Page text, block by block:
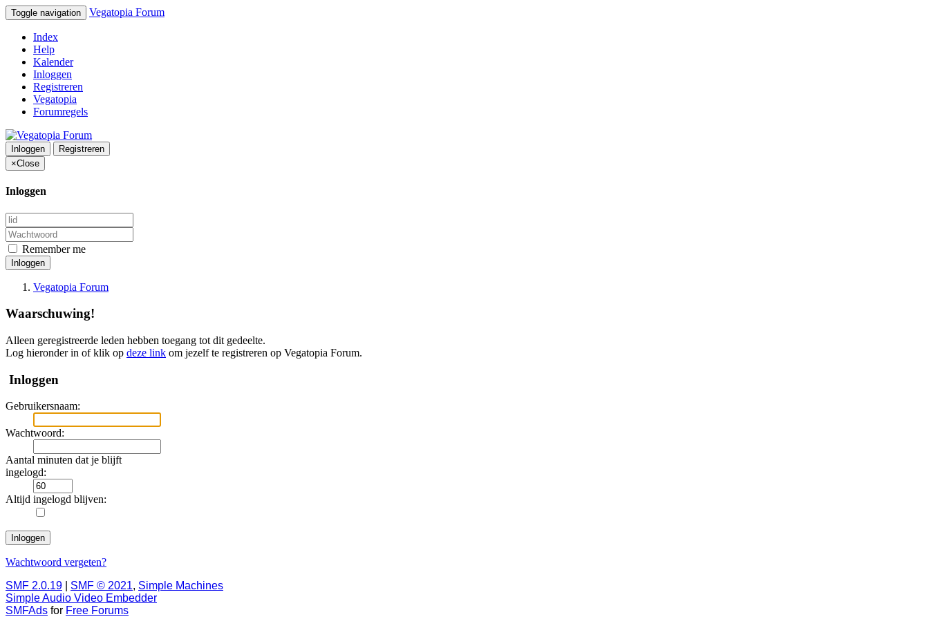
Toggle navigation Vegatopia Forum
Index
Help
Kalender
Inloggen
Registreren
Vegatopia
Forumregels
Inloggen
Registreren
×Close
Inloggen
Remember me
Inloggen
Vegatopia Forum
Waarschuwing!
Alleen geregistreerde leden hebben toegang tot dit gedeelte.
Log hieronder in of klik op deze link om jezelf te registreren op Vegatopia Forum.
Inloggen
Gebruikersnaam:
Wachtwoord:
Aantal minuten dat je blijft
ingelogd:
Altijd ingelogd blijven:
Wachtwoord vergeten?
SMF 2.0.19
SMF © 2021, Simple Machines
Simple Audio Video Embedder
SMFAds for Free Forums